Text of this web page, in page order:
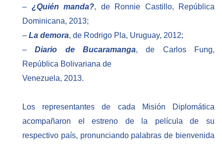
– ¿Quién manda?, de Ronnie Castillo, República
Dominicana, 2013;
– La demora, de Rodrigo Pla, Uruguay, 2012;
–Diario de Bucaramanga, de Carlos Fung,
República Bolivariana de
Venezuela, 2013.
Los representantes de cada Misión Diplomática
acompañaron el estreno de la película de su
respectivo país, pronunciando palabras de bienvenida